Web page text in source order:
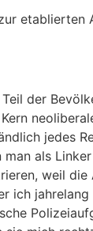
etablierten
der
jedes
als
weil die
ich